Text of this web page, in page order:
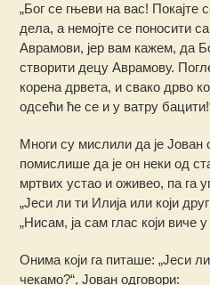
„Бог се гњеви на вас! Покајте
дела, а немојте се поносити
Аврамови, јер вам кажем, да
створити децу Аврамову.
корена дрвета, и свако дрво
одсећи ће се и у ватру
Многи су мислили да је Јован
помислише да је он неки од
мртвих устао и оживео, па га
„Јеси ли ти Илија или који
„Нисам, ја сам глас који виче
Онима који га питаше: „Јеси
чекамо?“, Јован одговори: